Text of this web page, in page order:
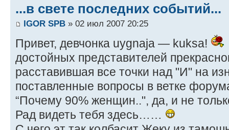
...в свете последних событий...
IGOR SPB » 02 июл 2007 20:25
Привет, девчонка uygnaja — kuksa!
достойных представителей
расставившая все точки над "И" на
поставленные вопросы в ветке
“Почему 90% женщин..", да, и не
Рад видеть тебя здесь……